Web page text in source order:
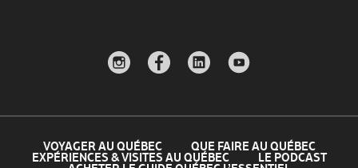
VOYAGER AU QUÉBEC
QUE FAIRE AU QUÉBEC
EXPÉRIENCES & VISITES AU QUÉBEC
LE PODCAST